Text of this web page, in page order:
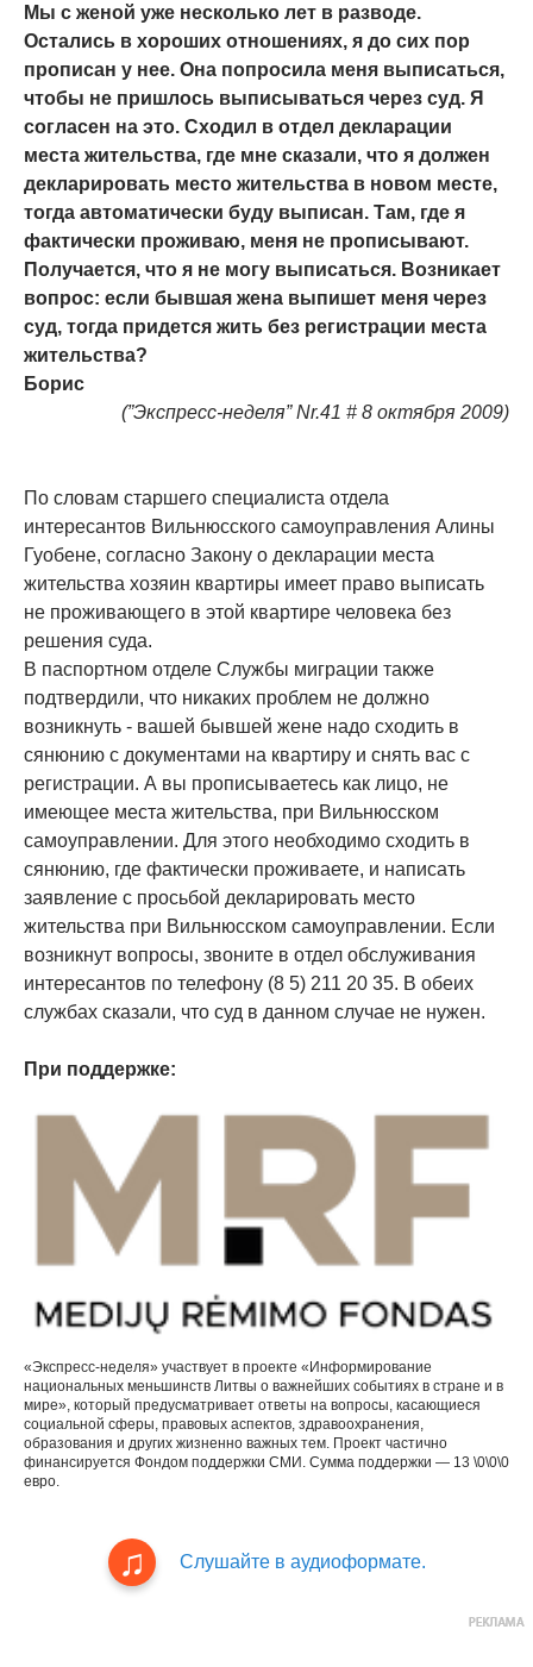
Мы с женой уже несколько лет в разводе.
Остались в хороших отношениях, я до сих пор
прописан у нее. Она попросила меня выписаться,
чтобы не пришлось выписываться через суд. Я
согласен на это. Сходил в отдел декларации
места жительства, где мне сказали, что я должен
декларировать место жительства в новом месте,
тогда автоматически буду выписан. Там, где я
фактически проживаю, меня не прописывают.
Получается, что я не могу выписаться. Возникает
вопрос: если бывшая жена выпишет меня через
суд, тогда придется жить без регистрации места
жительства?
Борис
(”Экспресс-неделя” Nr.41 # 8 октября 2009)
По словам старшего специалиста отдела
интересантов Вильнюсского самоуправления Алины
Гуобене, согласно Закону о декларации места
жительства хозяин квартиры имеет право выписать
не проживающего в этой квартире человека без
решения суда.
В паспортном отделе Службы миграции также
подтвердили, что никаких проблем не должно
возникнуть - вашей бывшей жене надо сходить в
сянюнию с документами на квартиру и снять вас с
регистрации. А вы прописываетесь как лицо, не
имеющее места жительства, при Вильнюсском
самоуправлении. Для этого необходимо сходить в
сянюнию, где фактически проживаете, и написать
заявление с просьбой декларировать место
жительства при Вильнюсском самоуправлении. Если
возникнут вопросы, звоните в отдел обслуживания
интересантов по телефону (8 5) 211 20 35. В обеих
службах сказали, что суд в данном случае не нужен.
При поддержке:
«Экспресс-неделя» участвует в проекте «Информирование
национальных меньшинств Литвы о важнейших событиях в стране и в
мире», который предусматривает ответы на вопросы, касающиеся
социальной сферы, правовых аспектов, здравоохранения,
образования и других жизненно важных тем. Проект частично
финансируется Фондом поддержки СМИ. Сумма поддержки — 13 \0\0\0
евро.
Слушайте в аудиоформате.